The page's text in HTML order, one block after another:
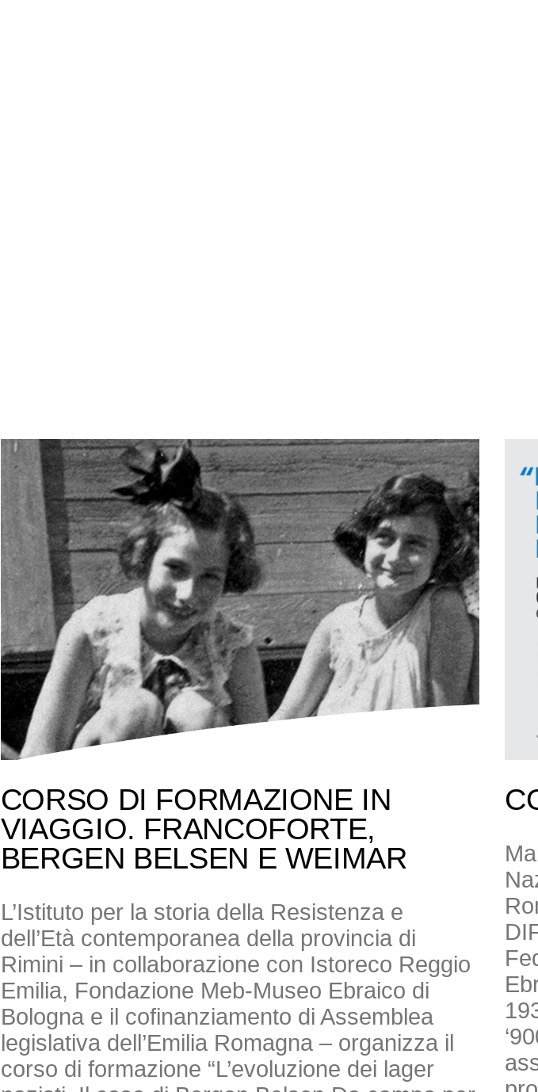
CORSO DI FORMAZIONE IN
VIAGGIO. FRANCOFORTE,
BERGEN BELSEN E WEIMAR
L’Istituto per la storia della Resistenza e
dell’Età contemporanea della provincia di
Rimini – in collaborazione con Istoreco Reggio
Emilia, Fondazione Meb-Museo Ebraico di
Bologna e il cofinanziamento di Assemblea
legislativa dell’Emilia Romagna – organizza il
corso di formazione “L’evoluzione dei lager